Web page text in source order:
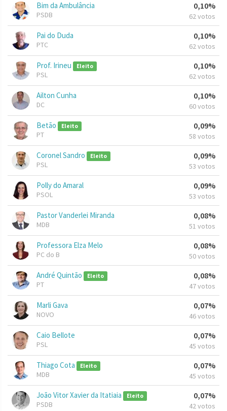
Bim da Ambulância
PSDB
0,10%
62 votos
Pai do Duda
PTC
0,10%
62 votos
Prof. Irineu Eleito
PSL
0,10%
62 votos
Ailton Cunha
DC
0,10%
60 votos
Betão Eleito
PT
0,09%
58 votos
Coronel Sandro Eleito
PSL
0,09%
53 votos
Polly do Amaral
PSOL
0,09%
53 votos
Pastor Vanderlei Miranda
MDB
0,08%
51 votos
Professora Elza Melo
PC do B
0,08%
50 votos
André Quintão Eleito
PT
0,08%
47 votos
Marli Gava
NOVO
0,07%
46 votos
Caio Bellote
PSL
0,07%
45 votos
Thiago Cota Eleito
MDB
0,07%
45 votos
João Vitor Xavier da Itatiaia Eleito
PSDB
0,07%
42 votos